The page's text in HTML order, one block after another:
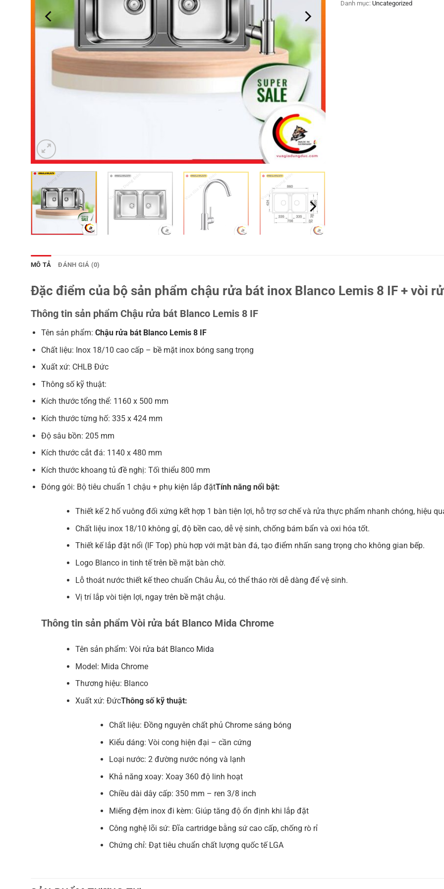
Danh mục: Uncategorized
MÔ TẢ ĐÁNH GIÁ (0)
Đặc điểm của bộ sản phẩm chậu rửa bát inox Blanco Lemis 8 IF + vòi
Thông tin sản phẩm Chậu rửa bát Blanco Lemis 8 IF
Tên sản phẩm: Chậu rửa bát Blanco Lemis 8 IF
Chất liệu: Inox 18/10 cao cấp – bề mặt inox bóng sang trọng
Xuất xứ: CHLB Đức
Thông số kỹ thuật:
Kích thước tổng thể: 1160 x 500 mm
Kích thước từng hố: 335 x 424 mm
Độ sâu bồn: 205 mm
Kích thước cắt đá: 1140 x 480 mm
Kích thước khoang tủ đề nghị: Tối thiểu 800 mm
Đóng gói: Bộ tiêu chuẩn 1 chậu + phụ kiện lắp đặtTính năng nổi bật:
Thiết kế 2 hố vuông đối xứng kết hợp 1 bàn tiện lợi, hỗ trợ sơ chế và rửa thực phẩm nhanh chóng, hiệu
Chất liệu inox 18/10 không gỉ, độ bền cao, dễ vệ sinh, chống bám bẩn và oxi hóa tốt.
Thiết kế lắp đặt nổi (IF Top) phù hợp với mặt bàn đá, tạo điểm nhấn sang trọng cho không gian bếp.
Logo Blanco in tinh tế trên bề mặt bàn chờ.
Lỗ thoát nước thiết kế theo chuẩn Châu Âu, có thể tháo rời dễ dàng để vệ sinh.
Vị trí lắp vòi tiện lợi, ngay trên bề mặt chậu.
Thông tin sản phẩm Vòi rửa bát Blanco Mida Chrome
Tên sản phẩm: Vòi rửa bát Blanco Mida
Model: Mida Chrome
Thương hiệu: Blanco
Xuất xứ: ĐứcThông số kỹ thuật:
Chất liệu: Đồng nguyên chất phủ Chrome sáng bóng
Kiểu dáng: Vòi cong hiện đại – cần cứng
Loại nước: 2 đường nước nóng và lạnh
Khả năng xoay: Xoay 360 độ linh hoạt
Chiều dài dây cấp: 350 mm – ren 3/8 inch
Miếng đệm inox đi kèm: Giúp tăng độ ổn định khi lắp đặt
Công nghệ lõi sứ: Đĩa cartridge bằng sứ cao cấp, chống rò rỉ
Chứng chỉ: Đạt tiêu chuẩn chất lượng quốc tế LGA